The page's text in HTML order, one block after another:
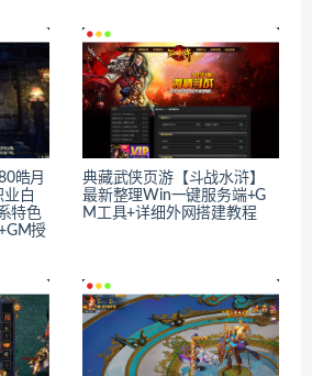
皓月
白
特色
授
典藏武侠页游【斗战水浒】
最新整理Win一键服务端+G
M工具+详细外网搭建教程